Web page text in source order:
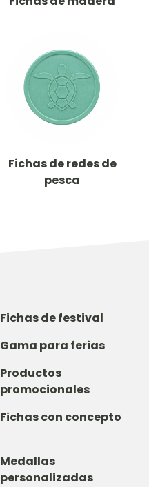
Fichas de redes de
pesca
Fichas de festival
Gama para ferias
Productos
promocionales
Fichas con concepto
Medallas
personalizadas